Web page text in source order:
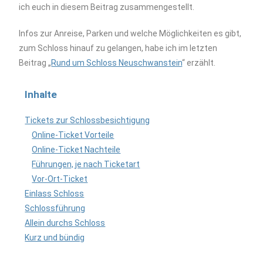
ich euch in diesem Beitrag zusammengestellt.
Infos zur Anreise, Parken und welche Möglichkeiten es gibt,
zum Schloss hinauf zu gelangen, habe ich im letzten
Beitrag „Rund um Schloss Neuschwanstein“ erzählt.
Inhalte
Tickets zur Schlossbesichtigung
Online-Ticket Vorteile
Online-Ticket Nachteile
Führungen, je nach Ticketart
Vor-Ort-Ticket
Einlass Schloss
Schlossführung
Allein durchs Schloss
Kurz und bündig